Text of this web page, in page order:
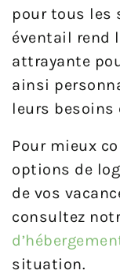
pour tous les
éventail rend
attrayante
ainsi
leurs besoins
Pour mieux
options de
de vos
consultez
situation.